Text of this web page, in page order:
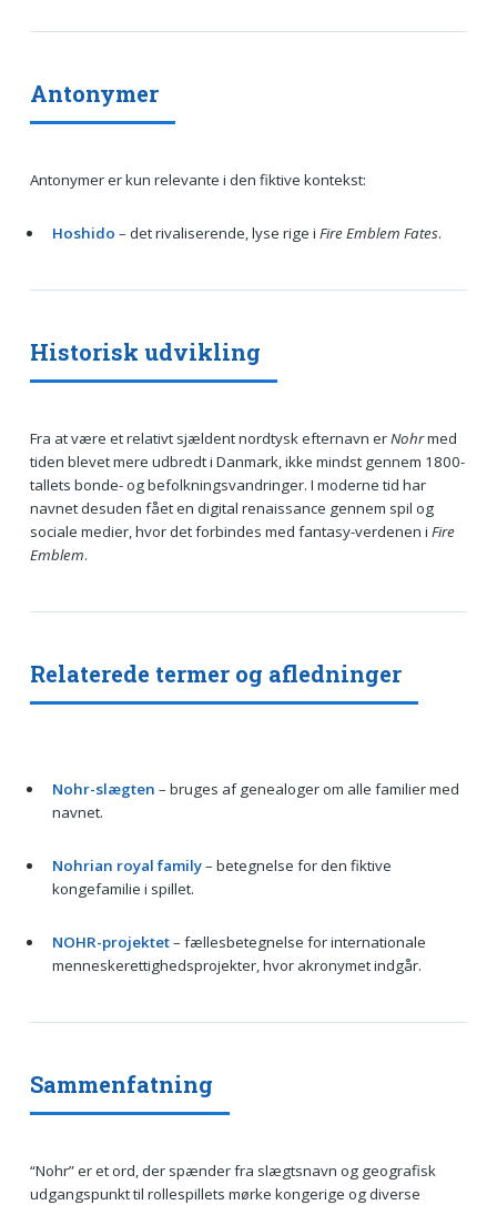
Antonymer
Antonymer er kun relevante i den fiktive kontekst:
Hoshido – det rivaliserende, lyse rige i Fire Emblem Fates.
Historisk udvikling
Fra at være et relativt sjældent nordtysk efternavn erNohrmed
tiden blevet mere udbredt i Danmark, ikke mindst gennem 1800-
tallets bonde- og befolkningsvandringer. I moderne tid har
navnet desuden fået en digital renaissance gennem spil og
sociale medier, hvor det forbindes med fantasy-verdenen i Fire
Emblem.
Relaterede termer og afledninger
Nohr-slægten – bruges af genealoger om alle familier med
navnet.
Nohrian royal family– betegnelse for den fiktive
kongefamilie i spillet.
NOHR-projektet– fællesbetegnelse for internationale
menneskerettighedsprojekter, hvor akronymet indgår.
Sammenfatning
“Nohr” er et ord, der spænder fra slægtsnavn og geografisk
udgangspunkt til rollespillets mørke kongerige og diverse